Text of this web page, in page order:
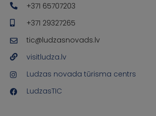
+371 65707203
+371 29327265
tic@ludzasnovads.lv
visitludza.lv
Ludzas novada tūrisma centrs
LudzasTIC